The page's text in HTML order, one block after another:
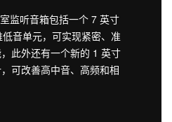
监听音箱包括一个 7 英寸
音单元，可实现紧密、准
此外还有一个新的 1 英寸
可改善高中音、高频和相